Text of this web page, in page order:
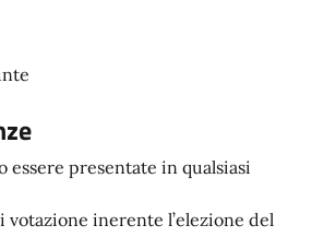
essere presentate in qualsiasi
votazione inerente l’elezione del